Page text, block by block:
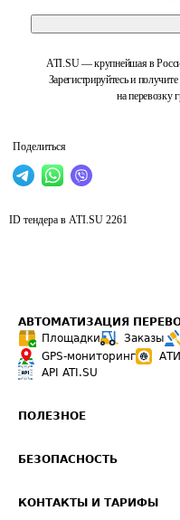
ATI.SU — крупнейшая в
Зарегистрируйтесь и
на перевозку
Поделиться
ID тендера в ATI.SU 2261
АВТОМАТИЗАЦИЯ
Площадки
Заказы
GPS-мониторинг
API ATI.SU
ПОЛЕЗНОЕ
Звезды ATI.SU на вашем сайте
БЕЗОПАСНОСТЬ
КОНТАКТЫ И ТАРИФЫ